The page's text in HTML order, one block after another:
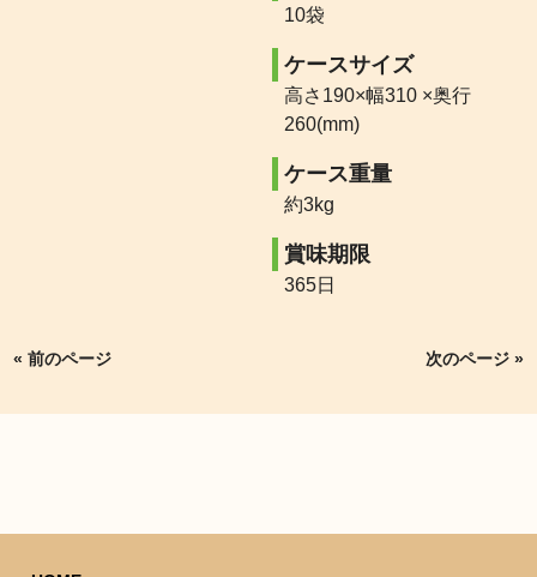
10袋
ケースサイズ
高さ190×幅310 ×奥行
260(mm)
ケース重量
約3kg
賞味期限
365日
« 前のページ 次のページ »